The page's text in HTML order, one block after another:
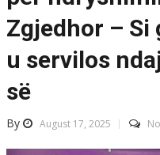
Zgjedhor – Si
u servilos
së
By August 17, 2025